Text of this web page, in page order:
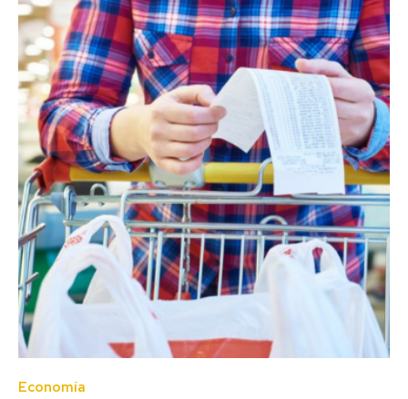
Economía